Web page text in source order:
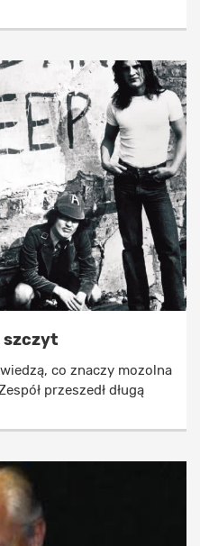
szczyt
co znaczy mozolna
przeszedł długą